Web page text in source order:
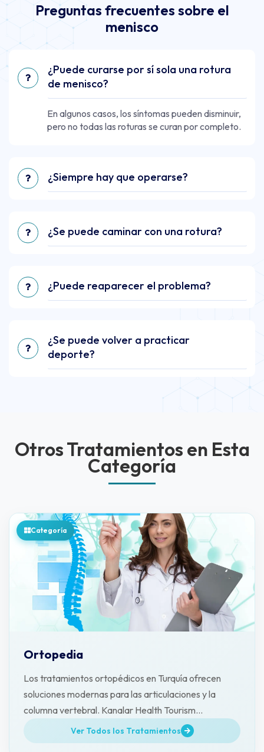
Preguntas frecuentes sobre el
menisco
¿Puede curarse por sí sola una rotura
de menisco?
En algunos casos, los síntomas pueden disminuir,
pero no todas las roturas se curan por completo.
¿Siempre hay que operarse?
¿Se puede caminar con una rotura?
¿Puede reaparecer el problema?
¿Se puede volver a practicar
deporte?
Otros Tratamientos en Esta
Categoría
Categoría
Ortopedia
Los tratamientos ortopédicos en Turquía ofrecen
soluciones modernas para las articulaciones y la
columna vertebral. Kanalar Health Tourism
acompaña a los pacientes.
Ver Todos los Tratamientos